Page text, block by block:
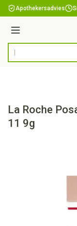
Ga naar de inhoud
Apothekersadvies
Menu
Product, merk,
La Roche
11 9g